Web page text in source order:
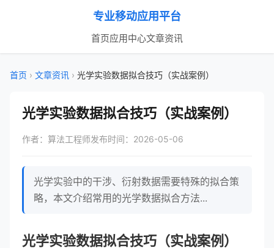
专业移动应用平台
首页应用中心文章资讯
首页 › 文章资讯 › 光学实验数据拟合技巧（实战案例）
光学实验数据拟合技巧（实战案例）
作者：算法工程师发布时间：2026-05-06
光学实验中的干涉、衍射数据需要特殊的拟合策
略，本文介绍常用的光学数据拟合方法...
光学实验数据拟合技巧（实战案例）